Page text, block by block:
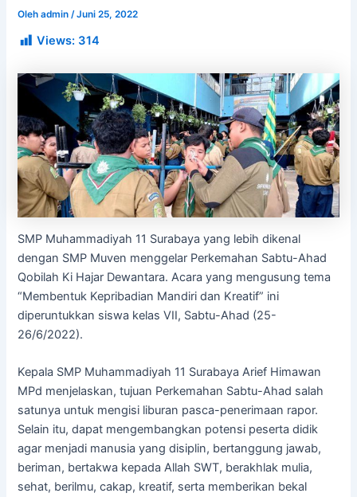
Olehadmin/Juni 25, 2022
Views: 314
SMP Muhammadiyah 11 Surabaya yang lebih dikenal
dengan SMP Muven menggelar Perkemahan Sabtu-Ahad
Qobilah Ki Hajar Dewantara. Acara yang mengusung tema
“Membentuk Kepribadian Mandiri dan Kreatif” ini
diperuntukkan siswa kelas VII, Sabtu-Ahad (25-
26/6/2022).
Kepala SMP Muhammadiyah 11 Surabaya Arief Himawan
MPd menjelaskan, tujuan Perkemahan Sabtu-Ahad salah
satunya untuk mengisi liburan pasca-penerimaan rapor.
Selain itu, dapat mengembangkan potensi peserta didik
agar menjadi manusia yang disiplin, bertanggung jawab,
beriman, bertakwa kepada Allah SWT, berakhlak mulia,
sehat, berilmu, cakap, kreatif, serta memberikan bekal